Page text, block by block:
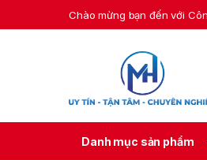
Skip to navigationChào mừng bạn đến với
Danh mục sản phẩm